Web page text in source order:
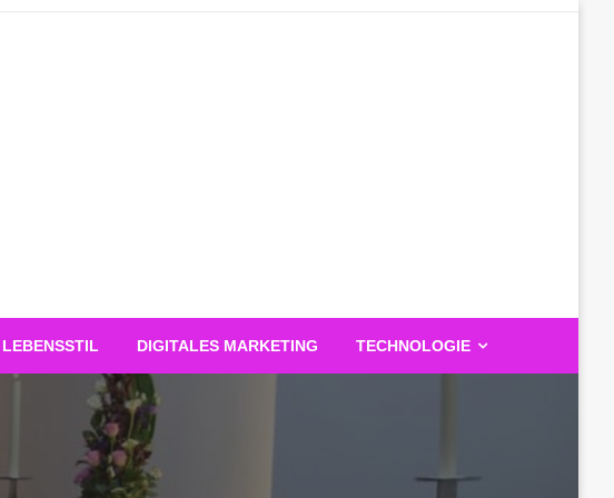
LEBENSSTIL DIGITALES MARKETING TECHNOLOGIE